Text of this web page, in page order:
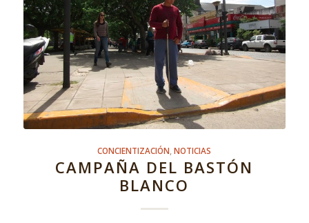
CONCIENTIZACIÓN ,NOTICIAS
CAMPAÑA DEL BASTÓN
BLANCO